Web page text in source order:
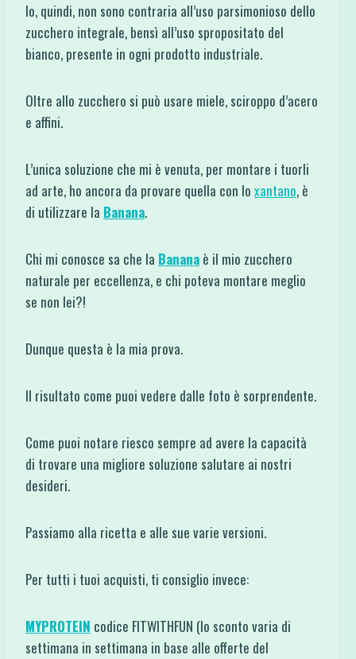
Io, quindi, non sono contraria all’uso parsimonioso dello
zucchero integrale, bensì all’uso spropositato del
bianco, presente in ogni prodotto industriale.
Oltre allo zucchero si può usare miele, sciroppo d’acero
e affini.
L’unica soluzione che mi è venuta, per montare i tuorli
ad arte, ho ancora da provare quella con lo xantano, è
di utilizzare la Banana.
Chi mi conosce sa che la Banana è il mio zucchero
naturale per eccellenza, e chi poteva montare meglio
se non lei?!
Dunque questa è la mia prova.
Il risultato come puoi vedere dalle foto è sorprendente.
Come puoi notare riesco sempre ad avere la capacità
di trovare una migliore soluzione salutare ai nostri
desideri.
Passiamo alla ricetta e alle sue varie versioni.
Per tutti i tuoi acquisti, ti consiglio invece:
MYPROTEIN codice FITWITHFUN (lo sconto varia di
settimana in settimana in base alle offerte del